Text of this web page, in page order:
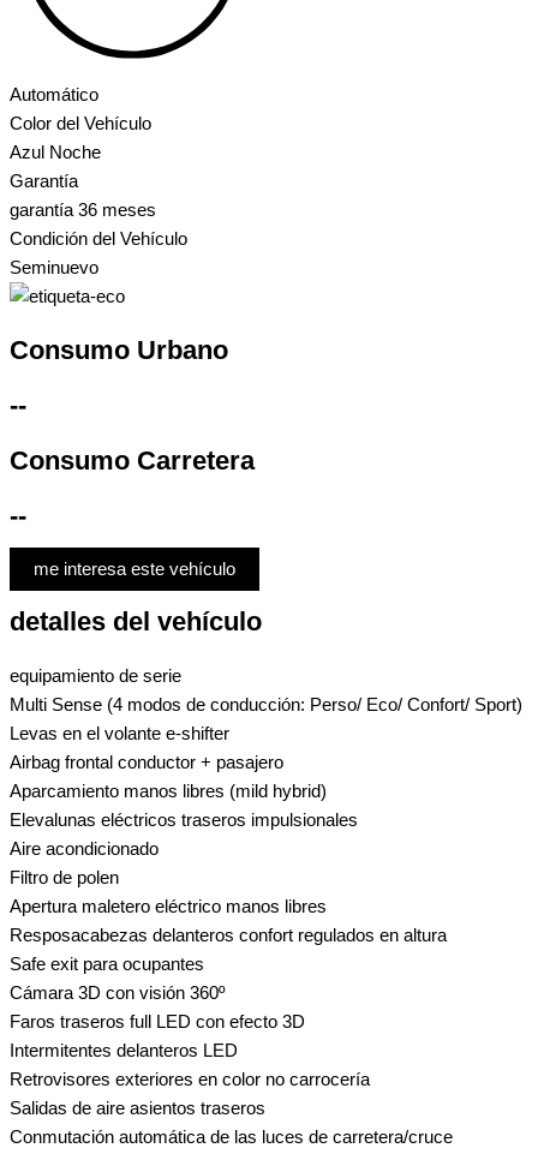
Automático
Color del Vehículo
Azul Noche
Garantía
garantía 36 meses
Condición del Vehículo
Seminuevo
Consumo Urbano
--
Consumo Carretera
--
me interesa este vehículo
detalles del vehículo
equipamiento de serie
Multi Sense (4 modos de conducción: Perso/ Eco/ Confort/ Sport)
Levas en el volante e-shifter
Airbag frontal conductor + pasajero
Aparcamiento manos libres (mild hybrid)
Elevalunas eléctricos traseros impulsionales
Aire acondicionado
Filtro de polen
Apertura maletero eléctrico manos libres
Resposacabezas delanteros confort regulados en altura
Safe exit para ocupantes
Cámara 3D con visión 360º
Faros traseros full LED con efecto 3D
Intermitentes delanteros LED
Retrovisores exteriores en color no carrocería
Salidas de aire asientos traseros
Conmutación automática de las luces de carretera/cruce